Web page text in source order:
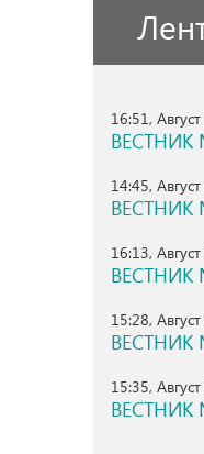
16:51,
ВЕСТНИК
14:45,
ВЕСТНИК
16:13,
ВЕСТНИК
15:28,
ВЕСТНИК
15:35,
ВЕСТНИК